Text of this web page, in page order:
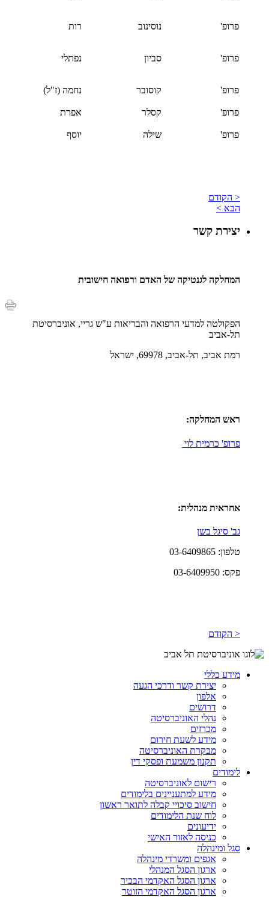
פרופ' נוסינוב רות
פרופ' סביון נפתלי
פרופ' קוסובר נחמה (ז"ל)
פרופ' קסלר אפרת
פרופ' שילה יוסף
< הקודם
הבא >
יצירת קשר
המחלקה לגנטיקה של האדם ורפואה חישובית
הפקולטה למדעי הרפואה והבריאות ע"ש גריי, אוניברסיטת
תל-אביב
רמת אביב, תל-אביב, 69978, ישראל
ראש המחלקה:
פרופ' כרמית לוי
אחראית מנהלית:
גב' סיגל בשן
טלפון: 03-6409865
פקס: 03-6409950
< הקודם
מידע כללי
יצירת קשר ודרכי הגעה
אלפון
דרושים
נהלי האוניברסיטה
מכרזים
מידע לשעת חירום
מבקרת האוניברסיטה
תקנון משמעת ופסקי דין
לימודים
רישום לאוניברסיטה
מידע למתעניינים בלימודים
חישוב סיכויי קבלה לתואר ראשון
לוח שנת הלימודים
ידיעונים
כניסה לאזור האישי
סגל ומינהלה
אגפים ומשרדי מינהלה
ארגון הסגל המנהלי
ארגון הסגל האקדמי הבכיר
ארגון הסגל האקדמי הזוטר